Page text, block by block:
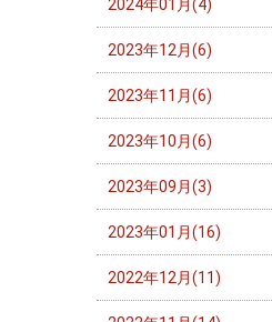
2024年01月(4)
2023年12月(6)
2023年11月(6)
2023年10月(6)
2023年09月(3)
2023年01月(16)
2022年12月(11)